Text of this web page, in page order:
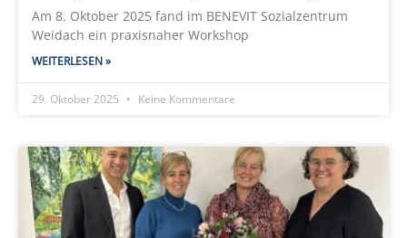
Am 8. Oktober 2025 fand im BENEVIT Sozialzentrum
Weidach ein praxisnaher Workshop
WEITERLESEN »
29. Oktober 2025 Keine Kommentare